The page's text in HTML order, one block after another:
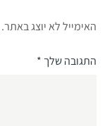
האימייל לא יוצג באתר.
התגובה שלך*